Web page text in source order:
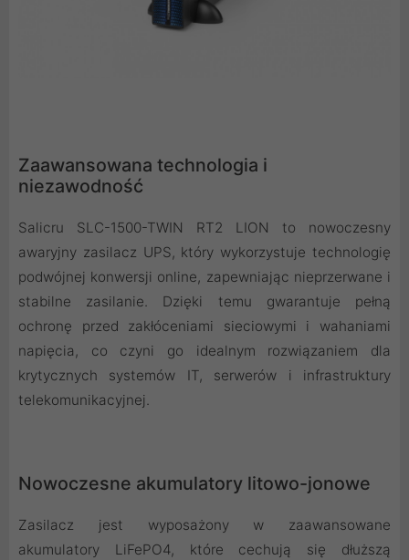
Zaawansowana technologia i
niezawodność
Salicru SLC-1500-TWIN RT2 LION to nowoczesny
awaryjny zasilacz UPS, który wykorzystuje technologię
podwójnej konwersji online, zapewniając nieprzerwane i
stabilne zasilanie. Dzięki temu gwarantuje pełną
ochronę przed zakłóceniami sieciowymi i wahaniami
napięcia, co czyni go idealnym rozwiązaniem dla
krytycznych systemów IT, serwerów i infrastruktury
telekomunikacyjnej.
Nowoczesne akumulatory litowo-jonowe
Zasilacz jest wyposażony w zaawansowane
akumulatory LiFePO4, które cechują się dłuższą